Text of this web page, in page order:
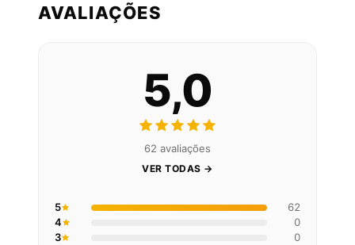
AVALIAÇÕES
5,0
62 avaliações
VER TODAS →
5
62
4
0
3
0